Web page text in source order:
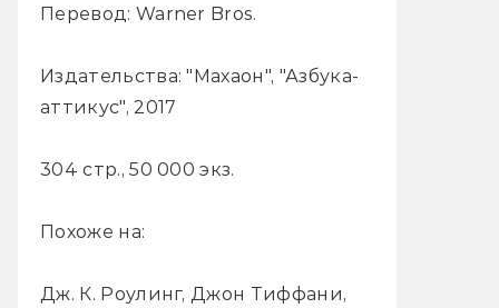
Перевод: Warner Bros.
Издательства: "Махаон", "Азбука-
аттикус", 2017
304 стр., 50 000 экз.
Похоже на:
Дж. К. Роулинг, Джон Тиффани,